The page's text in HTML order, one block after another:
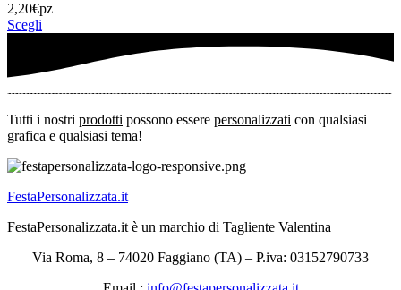
2,20€pz
Scegli
Tutti i nostri prodotti possono essere personalizzati con qualsiasi
grafica e qualsiasi tema!
FestaPersonalizzata.it
FestaPersonalizzata.it è un marchio di Tagliente Valentina
Via Roma, 8 – 74020 Faggiano (TA) – P.iva: 03152790733